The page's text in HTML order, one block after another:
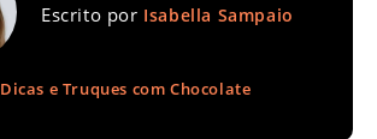
Escrito por Isabella Sampaio
Dicas e Truques com Chocolate